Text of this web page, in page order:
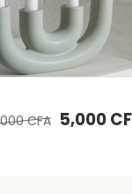
AJOUTER
CFA.est : 5,000 CFA.